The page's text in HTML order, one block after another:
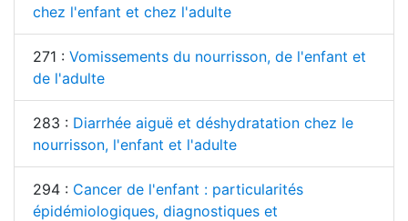
chez l'enfant et chez l'adulte
271 : Vomissements du nourrisson, de l'enfant et
de l'adulte
283 : Diarrhée aiguë et déshydratation chez le
nourrisson, l'enfant et l'adulte
294 : Cancer de l'enfant : particularités
épidémiologiques, diagnostiques et